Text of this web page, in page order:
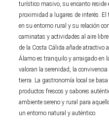
turístico masivo, su encanto reside
proximidad a lugares de interés.
en su entorno rural y su relación
caminatas y actividades al aire
de la Costa Cálida añade atractivo
Álamo es tranquilo y arraigado en
valoran la serenidad, la
tierra. La gastronomía local se
productos frescos y sabores
ambiente sereno y rural para
un entorno natural y auténtico.